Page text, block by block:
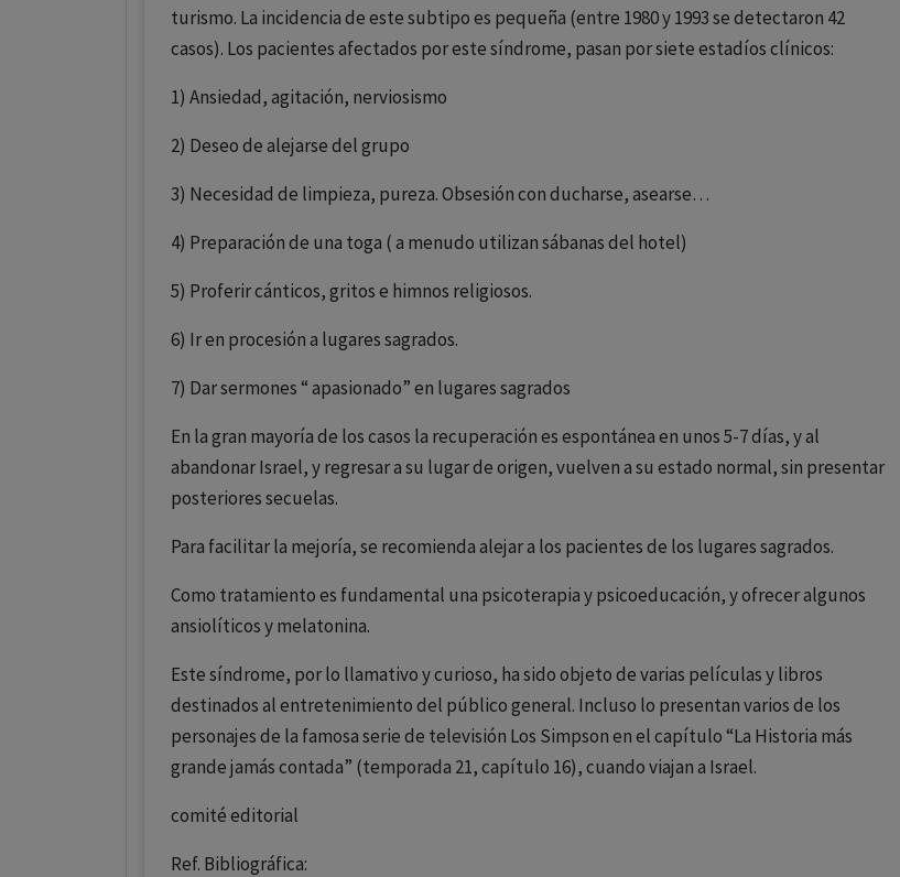
turismo. La incidencia de este subtipo es pequeña (entre 1980 y 1993 se detectaron 42
casos). Los pacientes afectados por este síndrome, pasan por siete estadíos clínicos:
1) Ansiedad, agitación, nerviosismo
2) Deseo de alejarse del grupo
3) Necesidad de limpieza, pureza. Obsesión con ducharse, asearse…
4) Preparación de una toga ( a menudo utilizan sábanas del hotel)
5) Proferir cánticos, gritos e himnos religiosos.
6) Ir en procesión a lugares sagrados.
7) Dar sermones “ apasionado” en lugares sagrados
En la gran mayoría de los casos la recuperación es espontánea en unos 5-7 días, y al
abandonar Israel, y regresar a su lugar de origen, vuelven a su estado normal, sin presentar
posteriores secuelas.
Para facilitar la mejoría, se recomienda alejar a los pacientes de los lugares sagrados.
Como tratamiento es fundamental una psicoterapia y psicoeducación, y ofrecer algunos
ansiolíticos y melatonina.
Este síndrome, por lo llamativo y curioso, ha sido objeto de varias películas y libros
destinados al entretenimiento del público general. Incluso lo presentan varios de los
personajes de la famosa serie de televisión Los Simpson en el capítulo “La Historia más
grande jamás contada” (temporada 21, capítulo 16), cuando viajan a Israel.
comité editorial
Ref. Bibliográfica: